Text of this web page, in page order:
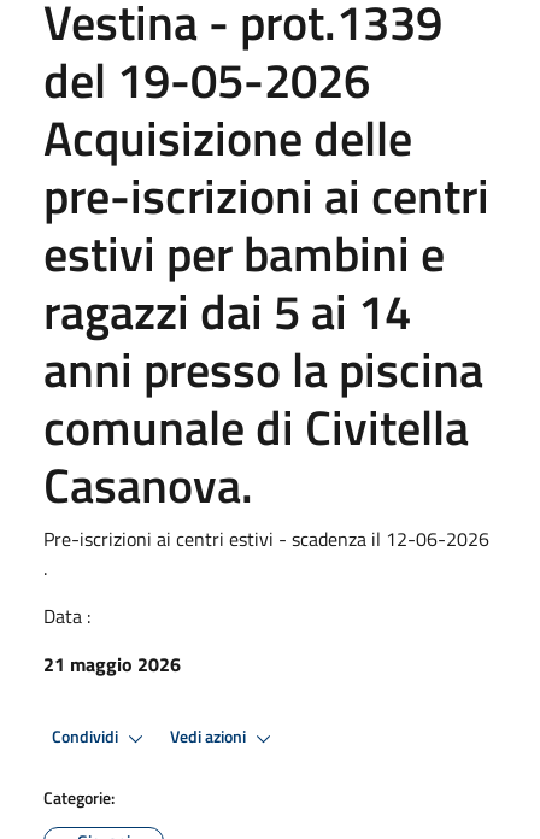
Vestina - prot.1339
del 19-05-2026
Acquisizione delle
pre-iscrizioni ai centri
estivi per bambini e
ragazzi dai 5 ai 14
anni presso la piscina
comunale di Civitella
Casanova.
Pre-iscrizioni ai centri estivi - scadenza il 12-06-2026
.
Data :
21 maggio 2026
Condividi Vedi azioni
Categorie: